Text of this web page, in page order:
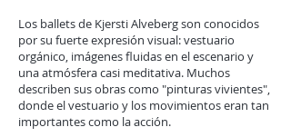
Los ballets de Kjersti Alveberg son conocidos
por su fuerte expresión visual: vestuario
orgánico, imágenes fluidas en el escenario y
una atmósfera casi meditativa. Muchos
describen sus obras como "pinturas vivientes",
donde el vestuario y los movimientos eran tan
importantes como la acción.